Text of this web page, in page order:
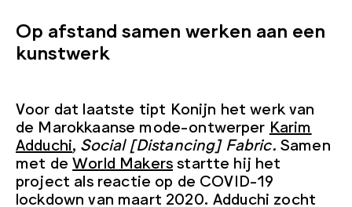
Op afstand samen werken aan een
kunstwerk
Voor dat laatste tipt Konijn het werk van
de Marokkaanse mode-ontwerper Karim
Adduchi, Social [Distancing] Fabric. Samen
met deWorld Makers startte hij het
project als reactie op de COVID-19
lockdown van maart 2020. Adduchi zocht